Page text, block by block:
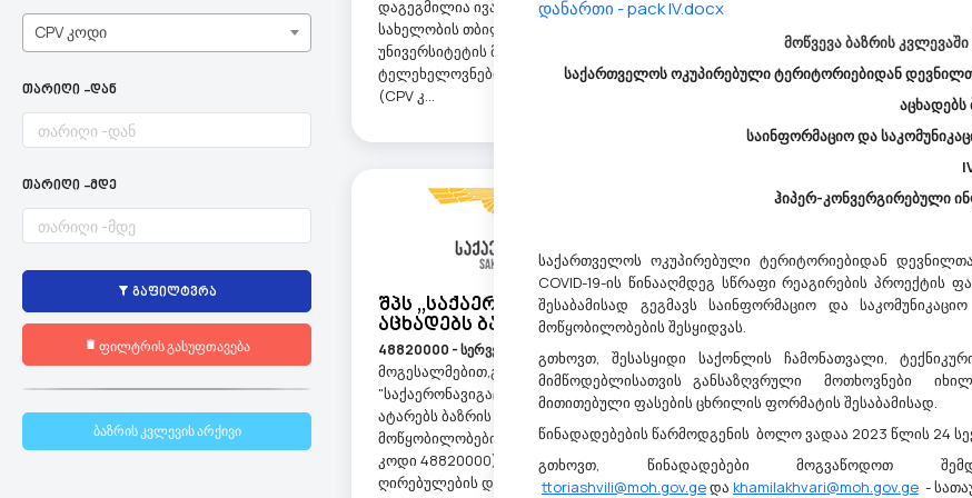
CPV კოდი
თარიღი -დან
თარიღი -მდე
გაფილტვრა
ფილტრის გასუფთავება
ბაზრის კვლევის არქივი
დაგეგმილია ივანე ჯავახიშვილის
სახელობის თბილისის სახელმწიფო
უნივერსიტეტის მედიისა და
ტელეხელოვნების კოლეჯის მშენებლობა
(CPV კ...
კოდი : 30200000 -
მოწყობილობები და
Შპს ,,საქაერონავიგაცია“
Აცხადებს Ბაზრის Კვლევას
48820000 - სერვერები.
მოგესალმებით,გაცნობებთ, რომ შპს
"საქაერონავიგაცია" (ს/კ: 208144051)
ატარებს ბაზრის კვლევას, სერვერული
მოწყობილობების (კლასიფიკატორის
კოდი 48820000) სავარაუდო
ღირებულების დადგენის
Სსიპ Კოლეჯი Აისი
71200000 - არქიტექტურული და
დაკავშირებული მომსახურებები.
შესყიდვის სავარაუდო
დადგენის მიზნით (სატენდერო
წინადადების საერთო და
ღირებულების წარმოდგენა
ლარში (დღგ-ს ჩათვლით))
დანართი - pack IV.docx
მოწვევა ბაზრის
საქართველოს ოკუპირებული ტერიტორიებიდან
აცხადებს
საინფორმაციო და
ჰიპერ-კონვერგირებული
საქართველოს ოკუპირებული ტერიტორიებიდან
COVID-19-ის წინააღმდეგ სწრაფი რეაგირების პროექტის
შესაბამისად გეგმავს საინფორმაციო და
მოწყობილობების შესყიდვას.
გთხოვთ, შესასყიდი საქონლის ჩამონათვალი,
მიმწოდებლისათვის განსაზღვრული მოთხოვნები
მითითებული ფასების ცხრილის ფორმატის შესაბამისად.
წინადადებების წარმოდგენის ბოლო ვადაა 2023 წლის 24
გთხოვთ, წინადადებები მოგვაწოდოთ
ttoriashvili@moh.gov.geდა khamilakhvari@moh.gov.ge -